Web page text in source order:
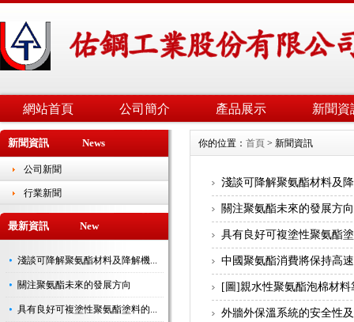
網站首頁 公司簡介 產品展示 新聞資
新聞資訊 News
公司新聞
行業新聞
最新資訊 New
淺談可降解聚氨酯材料及降解機...
關注聚氨酯未來的發展方向
具有良好可複塗性聚氨酯塗料的...
你的位置： 首頁 > 新聞資訊
淺談可降解聚氨酯材料及
關注聚氨酯未來的發展方向
具有良好可複塗性聚氨酯
中國聚氨酯消費將保持高
[圖]親水性聚氨酯泡棉材
外牆外保溫系統的安全性